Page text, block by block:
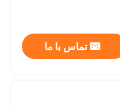
تماس با ما